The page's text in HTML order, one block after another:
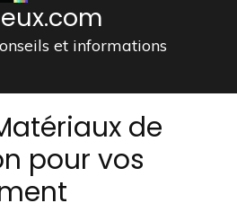
et informations
de
pour vos